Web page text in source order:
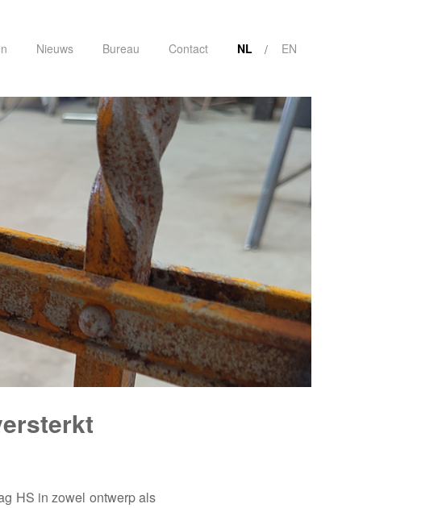
Nieuws Bureau Contact NL EN
HS in zowel ontwerp als